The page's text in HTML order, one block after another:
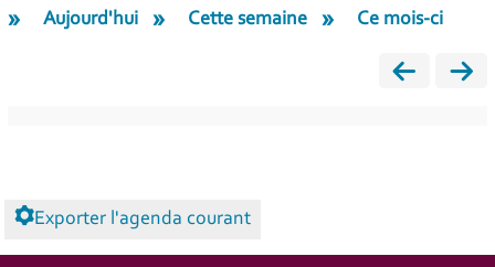
Aujourd'hui Cette semaine Ce mois-ci
Exporter l'agenda courant